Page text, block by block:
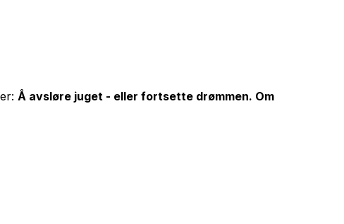
Å avsløre juget - eller fortsette drømmen. Om